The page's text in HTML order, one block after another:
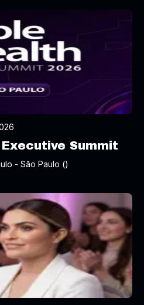
Summit
- São Paulo ()